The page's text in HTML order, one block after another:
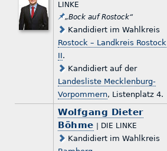
LINKE
„Bock auf Rostock“
Kandidiert im Wahlkreis
Rostock – Landkreis Rostock
II.
Kandidiert auf der
Landesliste Mecklenburg-
Vorpommern, Listenplatz 4.
Wolfgang Dieter
Böhme | DIE LINKE
Kandidiert im Wahlkreis